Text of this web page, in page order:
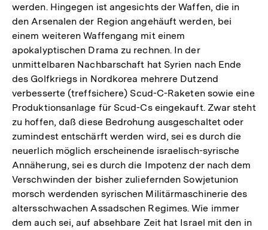
werden. Hingegen ist angesichts der Waffen, die in
den Arsenalen der Region angehäuft werden, bei
einem weiteren Waffengang mit einem
apokalyptischen Drama zu rechnen. In der
unmittelbaren Nachbarschaft hat Syrien nach Ende
des Golfkriegs in Nordkorea mehrere Dutzend
verbesserte (treffsichere) Scud-C-Raketen sowie eine
Produktionsanlage für Scud-Cs eingekauft. Zwar steht
zu hoffen, daß diese Bedrohung ausgeschaltet oder
zumindest entschärft werden wird, sei es durch die
neuerlich möglich erscheinende israelisch-syrische
Annäherung, sei es durch die Impotenz der nach dem
Verschwinden der bisher zuliefernden Sowjetunion
morsch werdenden syrischen Militärmaschinerie des
altersschwachen Assadschen Regimes. Wie immer
dem auch sei, auf absehbare Zeit hat Israel mit den in